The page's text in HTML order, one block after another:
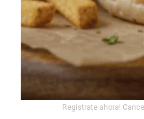
Registrate ahora!